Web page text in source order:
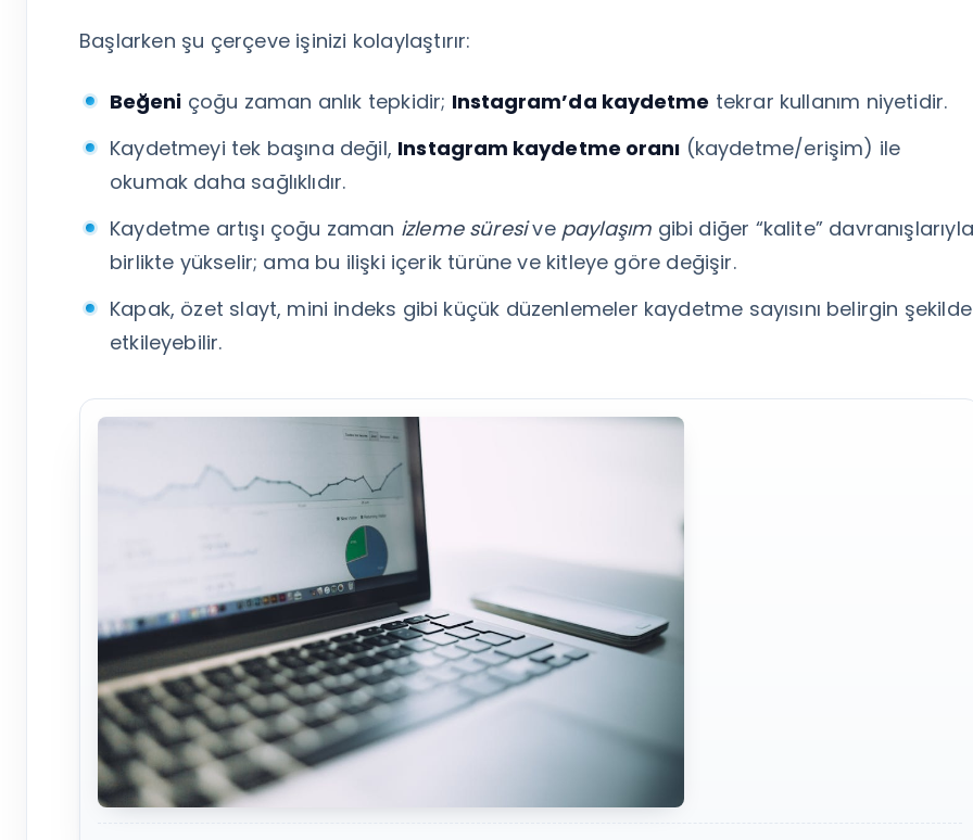
Başlarken şu çerçeve işinizi kolaylaştırır:
Beğeni çoğu zaman anlık tepkidir; Instagram’da kaydetme tekrar kullanım niyetidir.
Kaydetmeyi tek başına değil, Instagram kaydetme oranı (kaydetme/erişim) ile
okumak daha sağlıklıdır.
Kaydetme artışı çoğu zaman izleme süresive paylaşım gibi diğer “kalite” davranışlarıyla
birlikte yükselir; ama bu ilişki içerik türüne ve kitleye göre değişir.
Kapak, özet slayt, mini indeks gibi küçük düzenlemeler kaydetme sayısını belirgin şekilde
etkileyebilir.